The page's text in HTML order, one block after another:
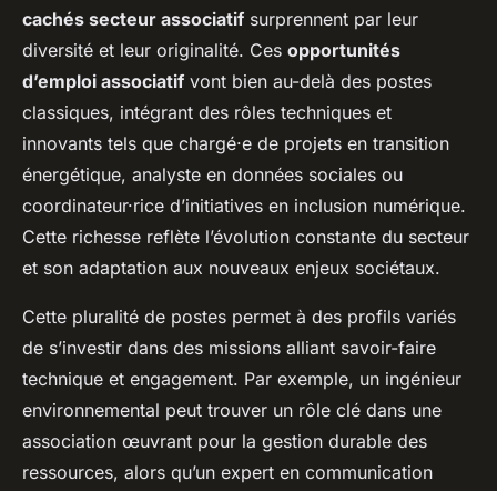
cachés secteur associatif surprennent par leur
diversité et leur originalité. Ces opportunités
d’emploi associatif vont bien au-delà des postes
classiques, intégrant des rôles techniques et
innovants tels que chargé·e de projets en transition
énergétique, analyste en données sociales ou
coordinateur·rice d’initiatives en inclusion numérique.
Cette richesse reflète l’évolution constante du secteur
et son adaptation aux nouveaux enjeux sociétaux.
Cette pluralité de postes permet à des profils variés
de s’investir dans des missions alliant savoir-faire
technique et engagement. Par exemple, un ingénieur
environnemental peut trouver un rôle clé dans une
association œuvrant pour la gestion durable des
ressources, alors qu’un expert en communication